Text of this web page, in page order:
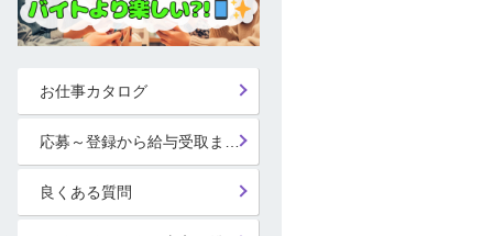
お仕事カタログ
良くある質問